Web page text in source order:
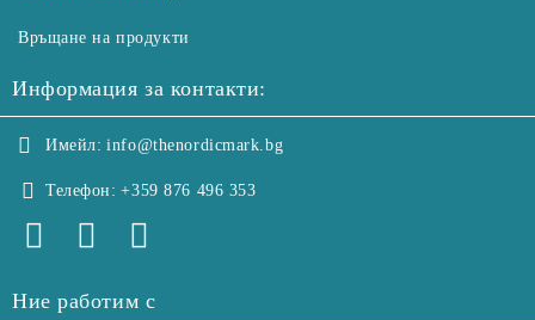
Връщане на продукти
Информация за контакти:
Имейл: info@thenordicmark.bg
Телефон: +359 876 496 353
Ние работим с